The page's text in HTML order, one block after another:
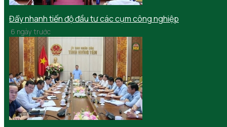
Đẩy nhanh tiến độ đầu tư các cụm công nghiệp
6 ngày trước